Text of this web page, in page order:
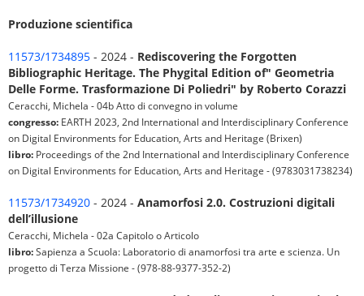
Produzione scientifica
11573/1734895 - 2024 - Rediscovering the Forgotten
Bibliographic Heritage. The Phygital Edition of" Geometria
Delle Forme. Trasformazione Di Poliedri" by Roberto Corazzi
Ceracchi, Michela - 04b Atto di convegno in volume
congresso: EARTH 2023, 2nd International and Interdisciplinary Conference
on Digital Environments for Education, Arts and Heritage (Brixen)
libro: Proceedings of the 2nd International and Interdisciplinary Conference
on Digital Environments for Education, Arts and Heritage - (9783031738234)
11573/1734920 - 2024 - Anamorfosi 2.0. Costruzioni digitali
dell’illusione
Ceracchi, Michela - 02a Capitolo o Articolo
libro:Sapienza a Scuola: Laboratorio di anamorfosi tra arte e scienza. Un
progetto di Terza Missione - (978-88-9377-352-2)